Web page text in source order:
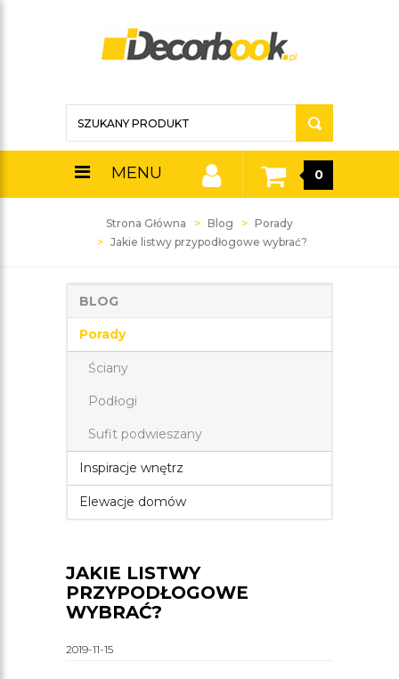
MENU 0
Strona Główna Blog
Porady
Jakie listwy przypodłogowe wybrać?
BLOG
Porady
Ściany
Podłogi
Sufit podwieszany
Inspiracje wnętrz
Elewacje domów
JAKIE LISTWY
PRZYPODŁOGOWE
WYBRAĆ?
2019-11-15